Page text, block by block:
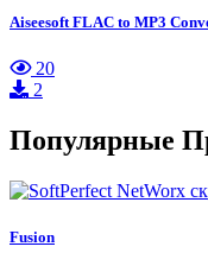
Aiseesoft FLAC to MP3
20
2
Популярные
Fusion